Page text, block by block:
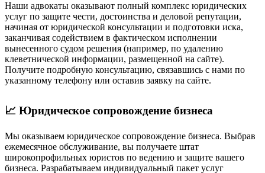
Наши адвокаты оказывают полный комплекс юридических
услуг по защите чести, достоинства и деловой репутации,
начиная от юридической консультации и подготовки иска,
заканчивая содействием в фактическом исполнении
вынесенного судом решения (например, по удалению
клеветнической информации, размещенной на сайте).
Получите подробную консультацию, связавшись с нами по
указанному телефону или оставив заявку на сайте.
📈 Юридическое сопровождение бизнеса
Мы оказываем юридическое сопровождение бизнеса. Выбрав
ежемесячное обслуживание, вы получаете штат
широкопрофильных юристов по ведению и защите вашего
бизнеса. Разрабатываем индивидуальный пакет услуг